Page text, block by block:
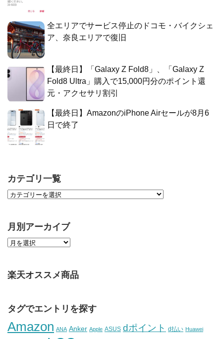
全エリアでサービス停止のドコモ・バイクシェ
ア、奈良エリアで復旧
【最終日】「Galaxy Z Fold8」、「Galaxy Z
Fold8 Ultra」購入で15,000円分のポイント還
元・アクセサリ割引
【最終日】AmazonのiPhone Airセールが8月6
日で終了
カテゴリ一覧
月別アーカイブ
楽天オススメ商品
タグでエントリを探す
Amazon ANA Anker Apple ASUS dポイント d払い Huawei